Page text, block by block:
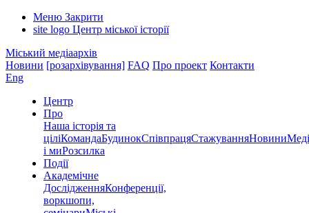
Меню Закрити
site logo Центр міської історії
Міський медіаархів
Новини [розархівування] FAQ Про проект Контакти
Eng
Центр
Про
Наша історія та
ціліКомандаБудинокСпівпрацяСтажуванняНовини
і миРозсилка
Події
Академічне
ДослідженняКонференції,
воркшопи,